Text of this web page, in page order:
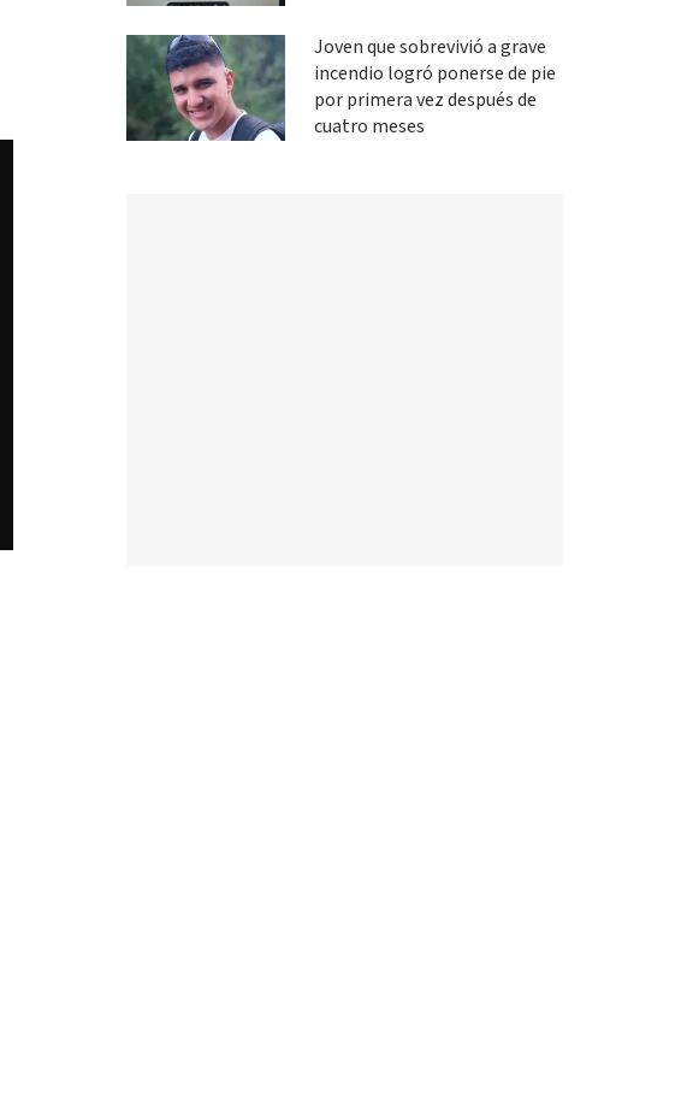
Joven que sobrevivió a grave
incendio logró ponerse de pie
por primera vez después de
cuatro meses